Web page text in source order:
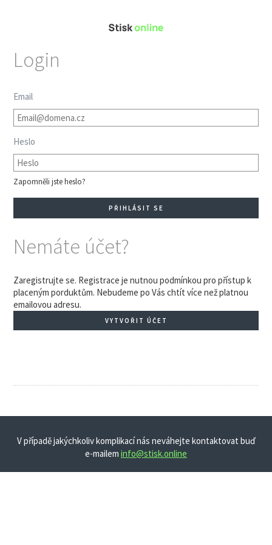
Login
Email
Heslo
Zapomněli jste heslo?
Nemáte účet?
Zaregistrujte se. Registrace je nutnou podmínkou pro přístup k
placeným porduktům. Nebudeme po Vás chtít více než platnou
emailovou adresu.
VYTVOŘIT ÚČET
V případě jakýchkoliv komplikací nás neváhejte kontaktovat buď
e-mailem info@stisk.online